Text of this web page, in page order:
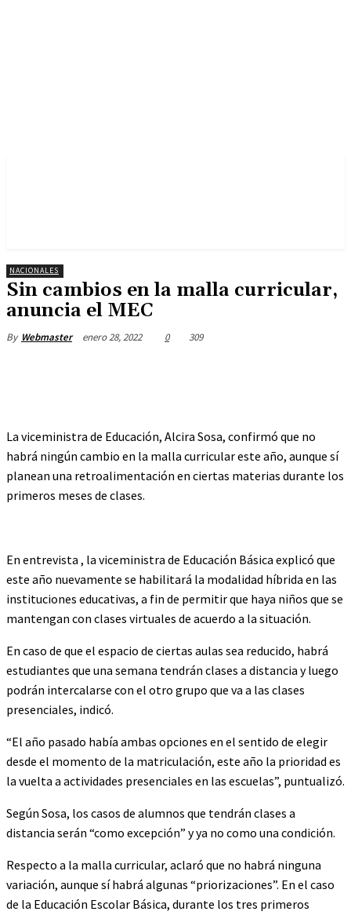
NACIONALES
Sin cambios en la malla curricular,
anuncia el MEC
By Webmaster enero 28, 2022 0 309
La viceministra de Educación, Alcira Sosa, confirmó que no
habrá ningún cambio en la malla curricular este año, aunque sí
planean una retroalimentación en ciertas materias durante los
primeros meses de clases.
En entrevista , la viceministra de Educación Básica explicó que
este año nuevamente se habilitará la modalidad híbrida en las
instituciones educativas, a fin de permitir que haya niños que se
mantengan con clases virtuales de acuerdo a la situación.
En caso de que el espacio de ciertas aulas sea reducido, habrá
estudiantes que una semana tendrán clases a distancia y luego
podrán intercalarse con el otro grupo que va a las clases
presenciales, indicó.
“El año pasado había ambas opciones en el sentido de elegir
desde el momento de la matriculación, este año la prioridad es
la vuelta a actividades presenciales en las escuelas”, puntualizó.
Según Sosa, los casos de alumnos que tendrán clases a
distancia serán “como excepción” y ya no como una condición.
Respecto a la malla curricular, aclaró que no habrá ninguna
variación, aunque sí habrá algunas “priorizaciones”. En el caso
de la Educación Escolar Básica, durante los tres primeros